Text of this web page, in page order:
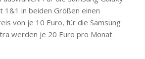
1&1 in beiden Größen einen
von je 10 Euro, für die Samsung
werden je 20 Euro pro Monat